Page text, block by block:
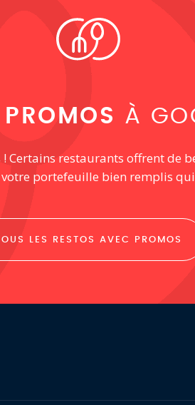
PROMOS À
Certains restaurants offrent de
votre portefeuille bien remplis
LES RESTOS AVEC PROMOS